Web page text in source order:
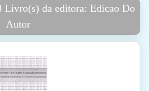
Livro(s) da editora: Edicao Do
Autor